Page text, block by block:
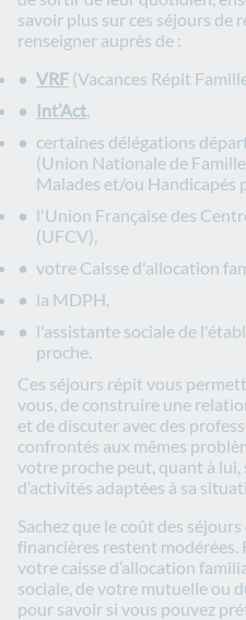
savoir plus sur ces séjours de
renseigner auprès de :
VRF (Vacances Répit
Int’Act,
certaines délégations
(Union Nationale de
Malades et/ou Handicapés
l'Union Française des
(UFCV),
votre Caisse d'allocation
la MDPH,
l'assistante sociale de
proche.
Ces séjours répit vous
vous, de construire une
et de discuter avec des
confrontés aux mêmes
votre proche peut, quant à
d’activités adaptées à sa
Sachez que le coût des
financières restent modérées.
votre caisse d’allocation
sociale, de votre mutuelle ou
pour savoir si vous pouvez